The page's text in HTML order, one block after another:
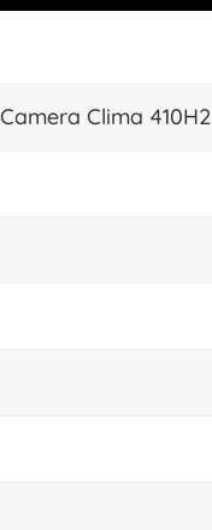
Clima 410H2